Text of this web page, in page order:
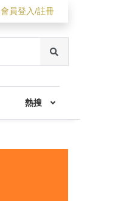
會員登入/註冊
熱搜